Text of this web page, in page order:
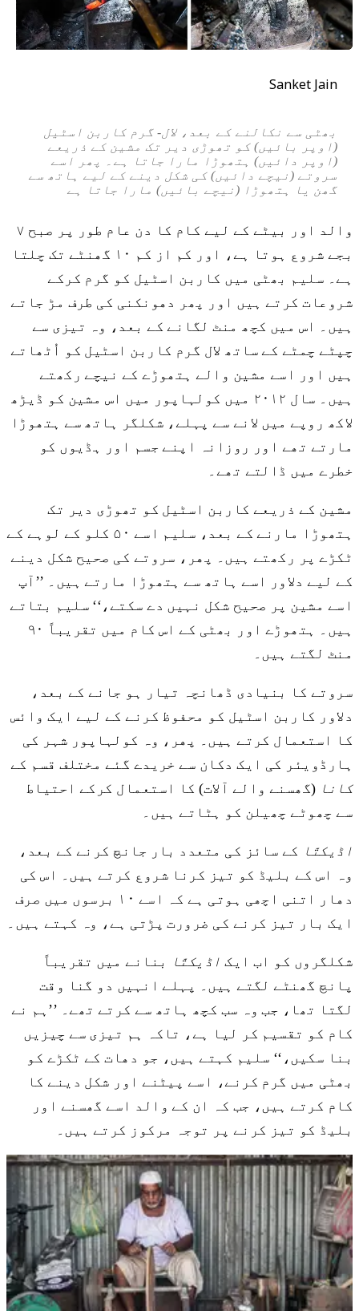
Sanket Jain
بھٹی سے نکالنے کے بعد، لال- گرم کاربن اسٹیل
(اوپر بائیں) کو تھوڑی دیر تک مشین کے ذریعے
(اوپر دائیں) ہتھوڑا مارا جاتا ہے۔ پھر اسے
سروتے (نیچے دائیں) کی شکل دینے کے لیے ہاتھ سے
گھن یا ہتھوڑا (نیچے بائیں) مارا جاتا ہے
والد اور بیٹے کے لیے کام کا دن عام طور پر صبح ۷
بجے شروع ہوتا ہے، اور کم از کم ۱۰ گھنٹے تک چلتا
ہے۔ سلیم بھٹی میں کاربن اسٹیل کو گرم کرکے
شروعات کرتے ہیں اور پھر دھونکنی کی طرف مڑ جاتے
ہیں۔ اس میں کچھ منٹ لگانے کے بعد، وہ تیزی سے
چپٹے چمٹے کے ساتھ لال گرم کاربن اسٹیل کو اُٹھاتے
ہیں اور اسے مشین والے ہتھوڑے کے نیچے رکھتے
ہیں۔ سال ۲۰۱۲ میں کولہاپور میں اس مشین کو ڈیڑھ
لاکھ روپے میں لانے سے پہلے، شکلگر ہاتھ سے ہتھوڑا
مارتے تھے اور روزانہ اپنے جسم اور ہڈیوں کو
خطرے میں ڈالتے تھے۔
مشین کے ذریعے کاربن اسٹیل کو تھوڑی دیر تک
ہتھوڑا مارنے کے بعد، سلیم اسے ۵۰ کلو کے لوہے کے
ٹکڑے پر رکھتے ہیں۔ پھر، سروتے کی صحیح شکل دینے
کے لیے دلاور اسے ہاتھ سے ہتھوڑا مارتے ہیں۔ ’’آپ
اسے مشین پر صحیح شکل نہیں دے سکتے،‘‘ سلیم بتاتے
ہیں۔ ہتھوڑے اور بھٹی کے اس کام میں تقریباً ۹۰
منٹ لگتے ہیں۔
سروتے کا بنیادی ڈھانچہ تیار ہو جانے کے بعد،
دلاور کاربن اسٹیل کو محفوظ کرنے کے لیے ایک وائس
کا استعمال کرتے ہیں۔ پھر، وہ کولہاپور شہر کی
ہارڈویئر کی ایک دکان سے خریدے گئے مختلف قسم کے
کانا (گھسنے والے آلات) کا استعمال کرکے احتیاط
سے چھوٹے چھیلن کو ہٹاتے ہیں۔
اڈیکتّا کے سائز کی متعدد بار جانچ کرنے کے بعد،
وہ اس کے بلیڈ کو تیز کرنا شروع کرتے ہیں۔ اس کی
دھار اتنی اچھی ہوتی ہے کہ اسے ۱۰ برسوں میں صرف
ایک بار تیز کرنے کی ضرورت پڑتی ہے، وہ کہتے ہیں۔
شکلگروں کو اب ایک اڈیکتّا
بنانے میں تقریباً
پانچ گھنٹے لگتے ہیں۔ پہلے انہیں دو گنا وقت
لگتا تھا، جب وہ سب کچھ ہاتھ سے کرتے تھے۔ ’’ہم نے
کام کو تقسیم کر لیا ہے، تاکہ ہم تیزی سے چیزیں
بنا سکیں،‘‘ سلیم کہتے ہیں، جو دھات کے ٹکڑے کو
بھٹی میں گرم کرنے، اسے پیٹنے اور شکل دینے کا
کام کرتے ہیں، جب کہ ان کے والد اسے گھسنے اور
بلیڈ کو تیز کرنے پر توجہ مرکوز کرتے ہیں۔